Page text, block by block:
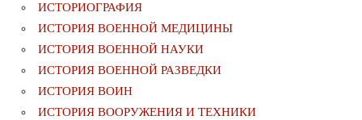
ИСТОРИОГРАФИЯ
ИСТОРИЯ ВОЕННОЙ МЕДИЦИНЫ
ИСТОРИЯ ВОЕННОЙ НАУКИ
ИСТОРИЯ ВОЕННОЙ РАЗВЕДКИ
ИСТОРИЯ ВОИН
ИСТОРИЯ ВООРУЖЕНИЯ И ТЕХНИКИ